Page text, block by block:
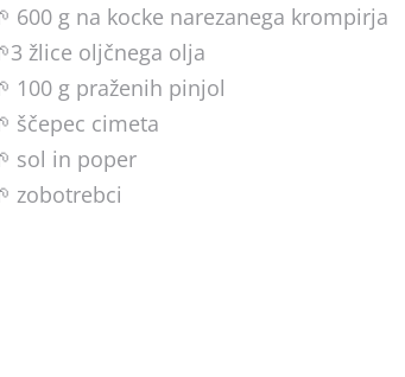
600 g na kocke narezanega krompirja
žlice oljčnega olja
100 g praženih pinjol
ščepec cimeta
sol in poper
zobotrebci